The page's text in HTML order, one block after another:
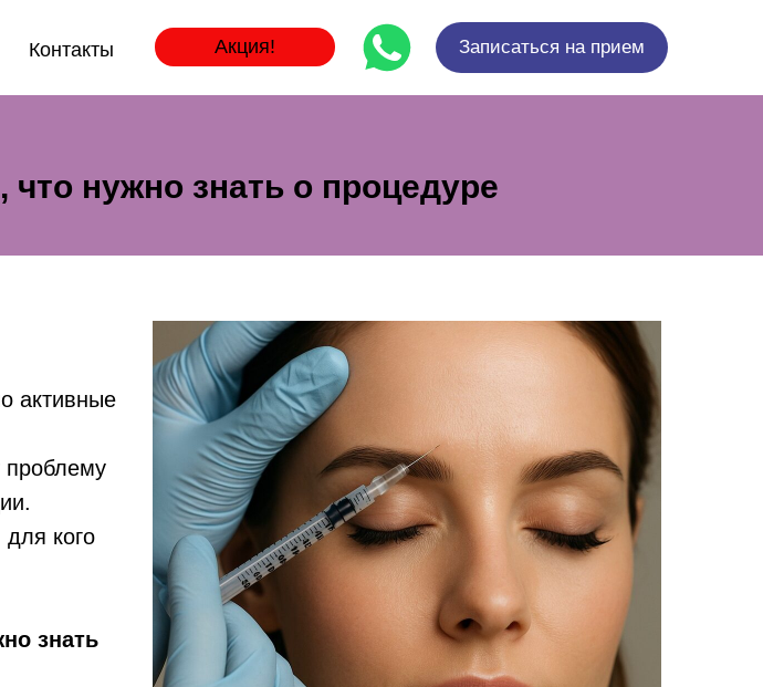
Контакты Записаться на прием
Акция!
нужно знать о процедуре
активные
проблему
кого
знать